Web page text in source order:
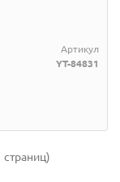
Артикул
YT-84831
страниц)